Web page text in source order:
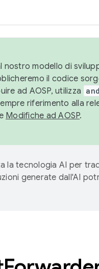
nostro modello di
il codice
ad AOSP, utilizza
riferimento alla
Modifiche ad AOSP.
la tecnologia AI per
generate dall'AI